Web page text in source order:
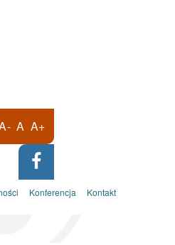
A A+
Konferencja Kontakt